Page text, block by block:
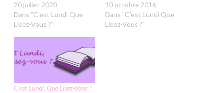
20 juillet 2020
Dans "C'est Lundi Que
Lisez-Vous ?"
10 octobre 2016
Dans "C'est Lundi Que
Lisez-Vous ?"
C’est Lundi, Que Lisez-Vous ?